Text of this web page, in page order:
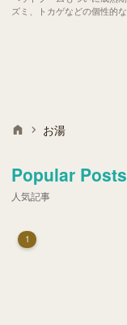
ズミ、トカゲなどの個性的
お湯
Popular Posts
人気記事
1